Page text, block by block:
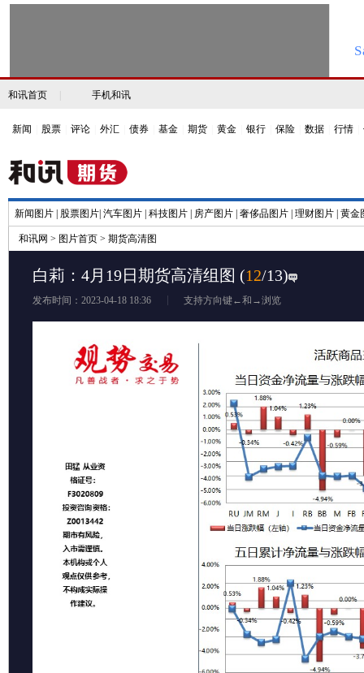
和讯首页 手机和讯
新闻 股票 评论 外汇 债券 基金 期货 黄金 银行 保险 数据 行情
新闻图片 股票图片 汽车图片 科技图片 房产图片 奢侈品图片 理财图片 黄金
和讯网 > 图片首页 > 期货高清图
白莉：4月19日期货高清组图 (12/13)
发布时间：2023-04-18 18:36 支持方向键←和→浏览